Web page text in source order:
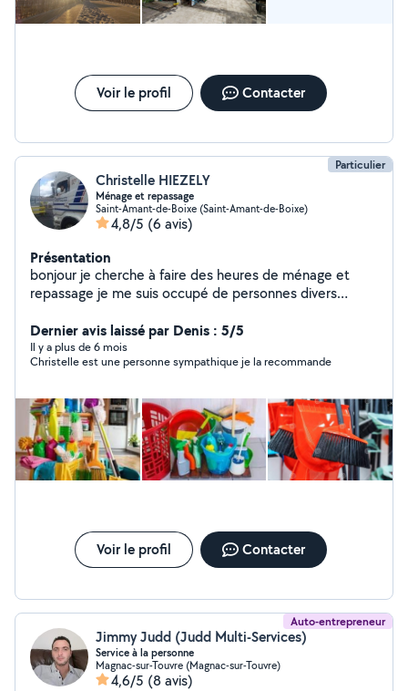
Voir le profil Contacter
Particulier
Christelle HIEZELY
Ménage et repassage
Saint-Amant-de-Boixe (Saint-Amant-de-Boixe)
4,8/5 (6 avis)
Présentation
bonjour je cherche à faire des heures de ménage et
repassage je me suis occupé de personnes divers
etudie toutes propositions PAS sérieux s abstenir merci
Dernier avis laissé par Denis : 5/5
Il y a plus de 6 mois
Christelle est une personne sympathique je la recommande
Voir le profil Contacter
Auto-entrepreneur
Jimmy Judd (Judd Multi-Services)
Service à la personne
Magnac-sur-Touvre (Magnac-sur-Touvre)
4,6/5 (8 avis)